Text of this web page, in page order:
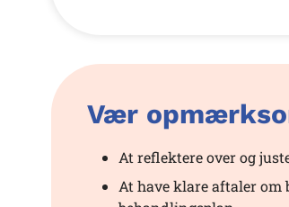
Vær
At reflektere over og
At have klare aftaler om